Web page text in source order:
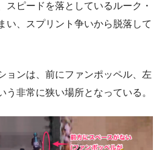
スピードを落としているルーク・
い、スプリント争いから脱落して
ョンは、前にファンポッペル、左
う非常に狭い場所となっている。